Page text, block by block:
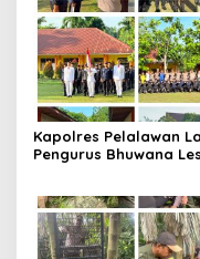
Tambang PT BPP
Kapolres Pelalawan
Pengurus Bhuwana
Lingkungan dan
Berkarakter